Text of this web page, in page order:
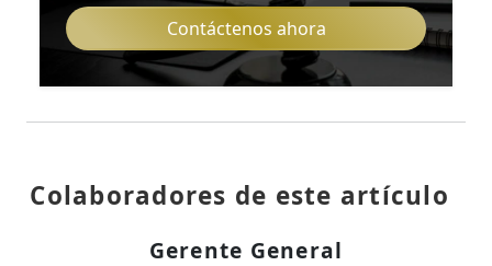
Contáctenos ahora
Colaboradores de este artículo
Gerente General